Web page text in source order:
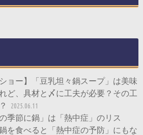
ショー】「豆乳坦々鍋スープ」は美味
ど、具材と〆に工夫が必要？その工
2025.06.11
の季節に鍋」は「熱中症」のリス
を食べると「熱中症の予防」にもな